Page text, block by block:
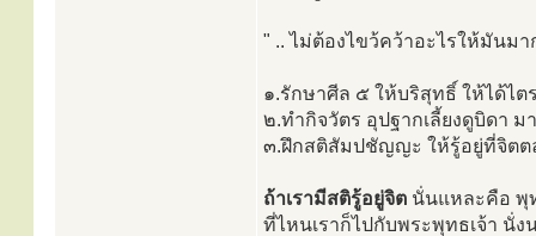
" .. ไม่ต้องไขว้คว้าอะไรให้มันมา
๑.รักษาศีล ๕ ให้บริสุทธิ์ ให้ได้ไ
๒.ทำกิจวัตร อุปฐากเลี้ยงดูบิดา ม
๓.ฝึกสติสัมปชัญญะ ให้รู้อยู่ที่จิตต
ถ้าเรามีสติรู้อยู่จิต นั่นแหละคือ พุ
ที่ไหนเราก็ไปกับพระพุทธเจ้า นั่